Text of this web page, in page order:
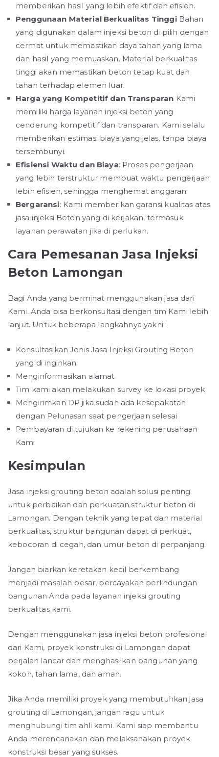
memberikan hasil yang lebih efektif dan efisien.
Penggunaan Material Berkualitas Tinggi Bahan
yang digunakan dalam injeksi beton di pilih dengan
cermat untuk memastikan daya tahan yang lama
dan hasil yang memuaskan. Material berkualitas
tinggi akan memastikan beton tetap kuat dan
tahan terhadap elemen luar.
Harga yang Kompetitif dan Transparan Kami
memiliki harga layanan injeksi beton yang
cenderung kompetitif dan transparan. Kami selalu
memberikan estimasi biaya yang jelas, tanpa biaya
tersembunyi.
Efisiensi Waktu dan Biaya: Proses pengerjaan
yang lebih terstruktur membuat waktu pengerjaan
lebih efisien, sehingga menghemat anggaran.
Bergaransi: Kami memberikan garansi kualitas atas
jasa injeksi Beton yang di kerjakan, termasuk
layanan perawatan jika di perlukan.
Cara Pemesanan Jasa Injeksi
Beton Lamongan
Bagi Anda yang berminat menggunakan jasa dari
Kami. Anda bisa berkonsultasi dengan tim Kami lebih
lanjut. Untuk beberapa langkahnya yakni :
Konsultasikan Jenis Jasa Injeksi Grouting Beton
yang di inginkan
Menginformasikan alamat
Tim kami akan melakukan survey ke lokasi proyek
Mengirimkan DP jika sudah ada kesepakatan
dengan Pelunasan saat pengerjaan selesai
Pembayaran di tujukan ke rekening perusahaan
Kami
Kesimpulan
Jasa injeksi grouting beton adalah solusi penting
untuk perbaikan dan perkuatan struktur beton di
Lamongan. Dengan teknik yang tepat dan material
berkualitas, struktur bangunan dapat di perkuat,
kebocoran di cegah, dan umur beton di perpanjang.
Jangan biarkan keretakan kecil berkembang
menjadi masalah besar, percayakan perlindungan
bangunan Anda pada layanan injeksi grouting
berkualitas kami.
Dengan menggunakan jasa injeksi beton profesional
dari Kami, proyek konstruksi di Lamongan dapat
berjalan lancar dan menghasilkan bangunan yang
kokoh, tahan lama, dan aman.
Jika Anda memiliki proyek yang membutuhkan jasa
grouting di Lamongan, jangan ragu untuk
menghubungi tim ahli kami. Kami siap membantu
Anda merencanakan dan melaksanakan proyek
konstruksi besar yang sukses.